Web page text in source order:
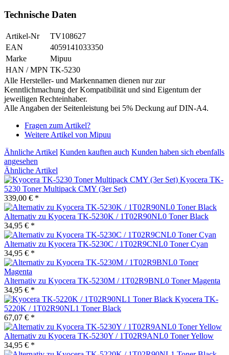
Technische Daten
Artikel-Nr
TV108627
EAN
4059141033350
Marke
Mipuu
HAN / MPN TK-5230
Alle Hersteller- und Markennamen dienen nur zur
Kenntlichmachung der Kompatibilität und sind Eigentum der
jeweiligen Rechteinhaber.
Alle Angaben der Seitenleistung bei 5% Deckung auf DIN-A4.
Fragen zum Artikel?
Weitere Artikel von Mipuu
Ähnliche Artikel Kunden kauften auch Kunden haben sich ebenfalls
angesehen
Ähnliche Artikel
Kyocera TK-
5230 Toner Multipack CMY (3er Set)
339,00 € *
Alternativ zu Kyocera TK-5230K / 1T02R90NL0 Toner Black
34,95 € *
Alternativ zu Kyocera TK-5230C / 1T02R9CNL0 Toner Cyan
34,95 € *
Alternativ zu Kyocera TK-5230M / 1T02R9BNL0 Toner Magenta
34,95 € *
Kyocera TK-
5220K / 1T02R90NL1 Toner Black
67,07 € *
Alternativ zu Kyocera TK-5230Y / 1T02R9ANL0 Toner Yellow
34,95 € *